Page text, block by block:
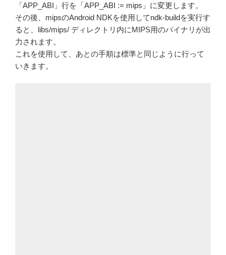
「APP_ABI」行を「APP_ABI := mips」に変更します。
その後、mipsのAndroid NDKを使用してndk-buildを実行す
ると、libs/mips/ ディレクトリ内にMIPS用のバイナリが出
力されます。
これを使用して、あとの手順は標準と同じように行って
いきます。